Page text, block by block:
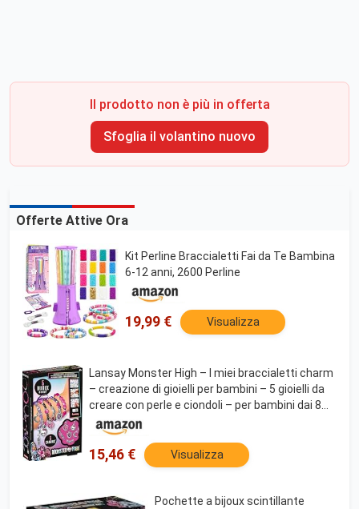
Il prodotto non è più in offerta
Sfoglia il volantino nuovo
Offerte Attive Ora
Kit Perline Braccialetti Fai da Te Bambina
6-12 anni, 2600 Perline
19,99 € Visualizza
Lansay Monster High – I miei braccialetti charm
– creazione di gioielli per bambini – 5 gioielli da
creare con perle e ciondoli – per bambini dai 8
anni – idea regalo per il tempo libero creativo
15,46 € Visualizza
Pochette a bijoux scintillante